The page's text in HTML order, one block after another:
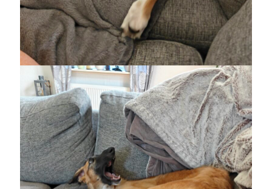
april 2026
mars 2026
februari 2026
januari 2026
december 2025
november 2025
oktober 2025
september 2025
augusti 2025
juli 2025
juni 2025
maj 2025
april 2025